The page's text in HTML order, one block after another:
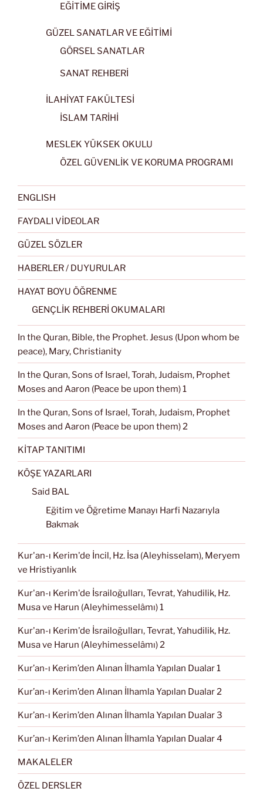
EĞİTİME GİRİŞ
GÜZEL SANATLAR VE EĞİTİMİ
GÖRSEL SANATLAR
SANAT REHBERİ
İLAHİYAT FAKÜLTESİ
İSLAM TARİHİ
MESLEK YÜKSEK OKULU
ÖZEL GÜVENLİK VE KORUMA PROGRAMI
ENGLISH
FAYDALI VİDEOLAR
GÜZEL SÖZLER
HABERLER / DUYURULAR
HAYAT BOYU ÖĞRENME
GENÇLİK REHBERİ OKUMALARI
In the Quran, Bible, the Prophet. Jesus (Upon whom be
peace), Mary, Christianity
In the Quran, Sons of Israel, Torah, Judaism, Prophet
Moses and Aaron (Peace be upon them) 1
In the Quran, Sons of Israel, Torah, Judaism, Prophet
Moses and Aaron (Peace be upon them) 2
KİTAP TANITIMI
KÖŞE YAZARLARI
Said BAL
Eğitim ve Öğretime Manayı Harfi Nazarıyla
Bakmak
Kur'an-ı Kerim'de İncil, Hz. İsa (Aleyhisselam), Meryem
ve Hristiyanlık
Kur'an-ı Kerim'de İsrailoğulları, Tevrat, Yahudilik, Hz.
Musa ve Harun (Aleyhimesselâmı) 1
Kur'an-ı Kerim'de İsrailoğulları, Tevrat, Yahudilik, Hz.
Musa ve Harun (Aleyhimesselâmı) 2
Kur’an-ı Kerim’den Alınan İlhamla Yapılan Dualar 1
Kur’an-ı Kerim’den Alınan İlhamla Yapılan Dualar 2
Kur’an-ı Kerim’den Alınan İlhamla Yapılan Dualar 3
Kur’an-ı Kerim’den Alınan İlhamla Yapılan Dualar 4
MAKALELER
ÖZEL DERSLER